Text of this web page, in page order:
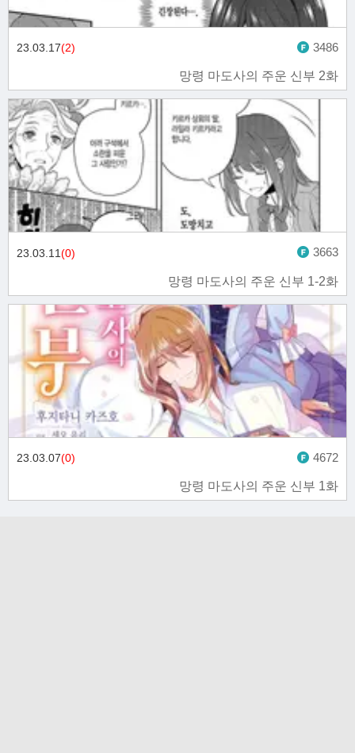
망령 마도사의 주운 신부 2화
23.03.17(2) 3486
망령 마도사의 주운 신부 1-2화
23.03.11(0) 3663
망령 마도사의 주운 신부 1화
23.03.07(0) 4672